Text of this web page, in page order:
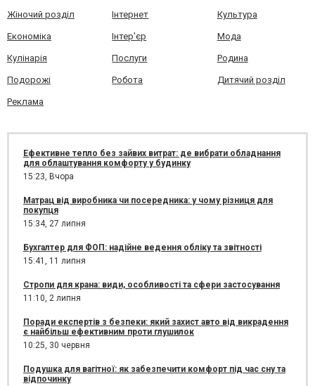
Жіночий розділ Інтернет Культура
Економіка Інтер'єр Мода
Кулінарія Послуги Родина
Подорожі Робота Дитячий розділ
Реклама
Ефективне тепло без зайвих витрат: де вибрати обладнання
для облаштування комфорту у будинку
15:23, Вчора
Матрац від виробника чи посередника: у чому різниця для
покупця
15:34, 27 липня
Бухгалтер для ФОП: надійне ведення обліку та звітності
15:41, 11 липня
Стропи для крана: види, особливості та сфери застосування
11:10, 2 липня
Поради експертів з безпеки: який захист авто від викрадення
є найбільш ефективним проти глушилок
10:25, 30 червня
Подушка для вагітної: як забезпечити комфорт під час сну та
відпочинку